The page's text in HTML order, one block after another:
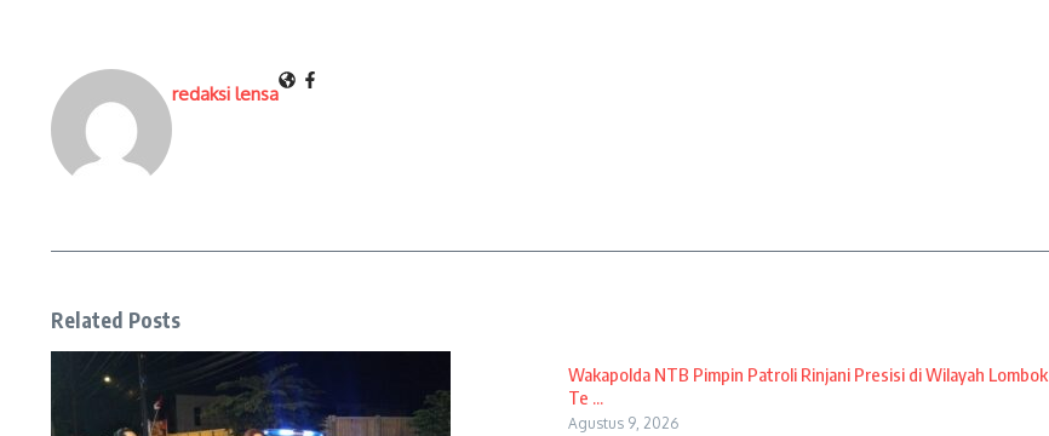
redaksi lensa
Related Posts
Wakapolda NTB Pimpin Patroli Rinjani Presisi di Wilayah Lombok
Te ...
Agustus 9, 2026